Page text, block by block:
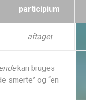
participium
aftaget
kan bruges
smerte” og “en